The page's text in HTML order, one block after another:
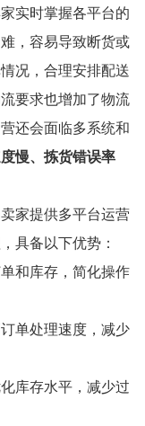
实时掌握各平台的
，容易导致断货或
况，合理安排配送
要求也增加了物流
还会面临多系统和
慢、拣货错误率
家提供多平台运营
具备以下优势：
和库存，简化操作
单处理速度，减少
库存水平，减少过